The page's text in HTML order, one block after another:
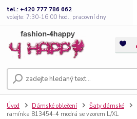
tel.: +420 777 786 662
volejte: 7:30-16:00 hod., pracovní dny
Úvod Dámské oblečení Šaty dámské
ramínka 813454-4 modrá se vzorem L/XL